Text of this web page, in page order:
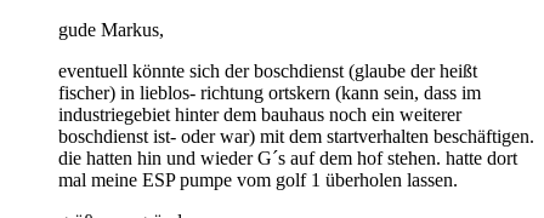
gude Markus,
eventuell könnte sich der boschdienst (glaube der heißt
fischer) in lieblos- richtung ortskern (kann sein, dass im
industriegebiet hinter dem bauhaus noch ein weiterer
boschdienst ist- oder war) mit dem startverhalten beschäftigen.
die hatten hin und wieder G´s auf dem hof stehen. hatte dort
mal meine ESP pumpe vom golf 1 überholen lassen.